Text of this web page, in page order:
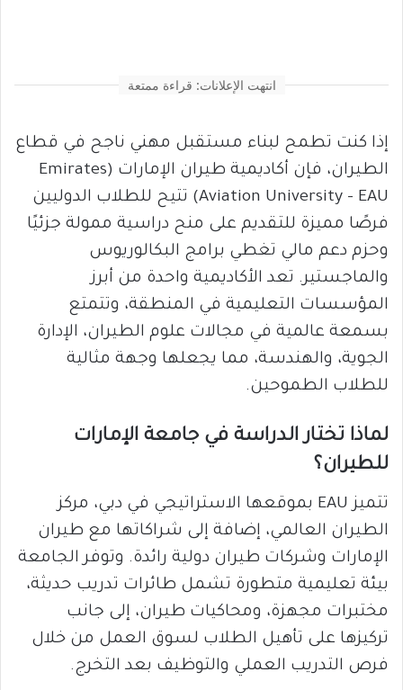
انتهت الإعلانات: قراءة ممتعة
إذا كنت تطمح لبناء مستقبل مهني ناجح في قطاع
الطيران، فإن أكاديمية طيران الإمارات (Emirates
Aviation University – EAU) تتيح للطلاب الدوليين
فرصًا مميزة للتقديم على منح دراسية ممولة جزئيًا
وحزم دعم مالي تغطي برامج البكالوريوس
والماجستير. تعد الأكاديمية واحدة من أبرز
المؤسسات التعليمية في المنطقة، وتتمتع
بسمعة عالمية في مجالات علوم الطيران، الإدارة
الجوية، والهندسة، مما يجعلها وجهة مثالية
للطلاب الطموحين.
لماذا تختار الدراسة في جامعة الإمارات
للطيران؟
تتميز EAU بموقعها الاستراتيجي في دبي، مركز
الطيران العالمي، إضافة إلى شراكاتها مع طيران
الإمارات وشركات طيران دولية رائدة. وتوفر الجامعة
بيئة تعليمية متطورة تشمل طائرات تدريب حديثة،
مختبرات مجهزة، ومحاكيات طيران، إلى جانب
تركيزها على تأهيل الطلاب لسوق العمل من خلال
فرص التدريب العملي والتوظيف بعد التخرج.